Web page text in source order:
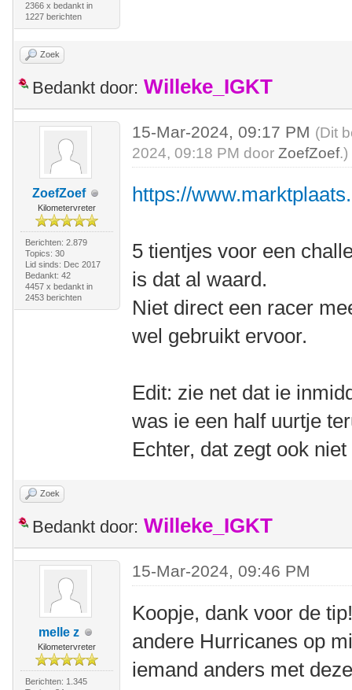
2366 x bedankt in
1227 berichten
Zoek
Bedankt door: Willeke_IGKT
ZoefZoef
Kilometervreter
Berichten: 2.879
Topics: 30
Lid sinds: Dec 2017
Bedankt: 42
4457 x bedankt in
2453 berichten
15-Mar-2024, 09:17 PM (Dit
2024, 09:18 PM doorZoefZoef.)
https://
5 tientjes voor een
is dat al waard.
Niet direct een racer
wel gebruikt ervoor.
Edit: zie net dat ie
was ie een half uurtje
Echter, dat zegt ook
Zoek
Bedankt door: Willeke_IGKT
melle z
Kilometervreter
Berichten: 1.345
15-Mar-2024, 09:46 PM
Koopje, dank voor de
andere Hurricanes op
iemand anders met